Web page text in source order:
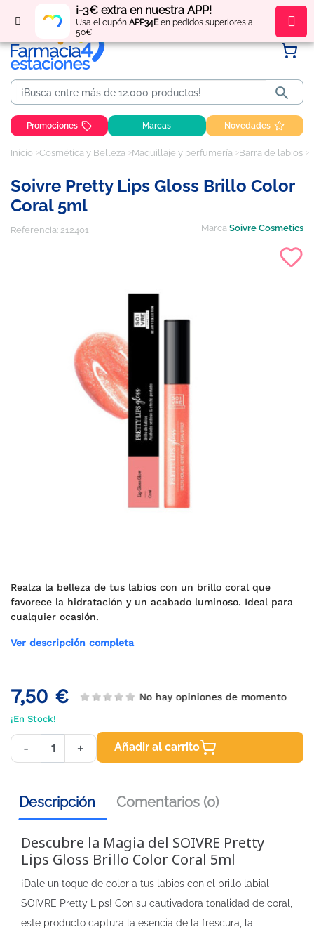
¡-3€ extra en nuestra APP!
Usa el cupón APP34Een pedidos superiores a
50€
Regístratey obténpuntos por tus compras

Promociones Marcas Novedades
Inicio Cosmética y Belleza Maquillaje y perfumería Barra de labios
Soivre Pretty Lips Gloss Brillo Color
Coral 5ml
Referencia: 212401 Marca Soivre Cosmetics
Realza la belleza de tus labios con un brillo coral que
favorece la hidratación y un acabado luminoso. Ideal para
cualquier ocasión.
Ver descripción completa
7,50 € No hay opiniones de momento
¡En Stock!
- + Añadir al carrito
Descripción Comentarios (0)
Descubre la Magia del SOIVRE Pretty
Lips Gloss Brillo Color Coral 5ml
¡Dale un toque de color a tus labios con el brillo labial
SOIVRE Pretty Lips! Con su cautivadora tonalidad de coral,
este producto captura la esencia de la frescura, la